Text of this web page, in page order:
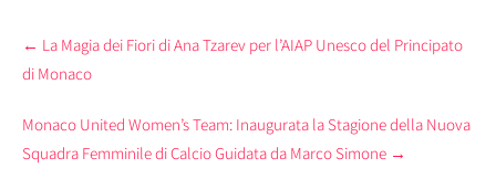
Post
navigation
← La Magia dei Fiori di Ana Tzarev per l’AIAP Unesco del Principato
di Monaco
Monaco United Women’s Team: Inaugurata la Stagione della Nuova
Squadra Femminile di Calcio Guidata da Marco Simone →